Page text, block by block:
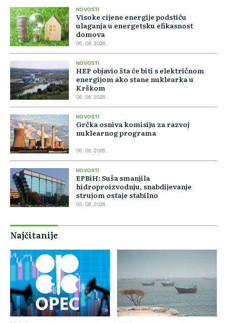
NOVOSTI
Visoke cijene energije podstiču
ulaganja u energetsku efikasnost
domova
06. 08. 2026.
NOVOSTI
HEP objavio šta će biti s električnom
energijom ako stane nuklearka u
Krškom
06. 08. 2026.
NOVOSTI
Grčka osniva komisiju za razvoj
nuklearnog programa
06. 08. 2026.
NOVOSTI
EPBiH: Suša smanjila
hidroproizvodnju, snabdijevanje
strujom ostaje stabilno
05. 08. 2026.
Najčitanije